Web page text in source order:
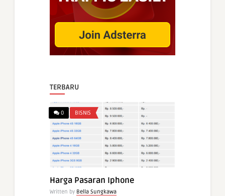
TERBARU
0 BISNIS
Harga Pasaran Iphone
Written by Bella Sungkawa